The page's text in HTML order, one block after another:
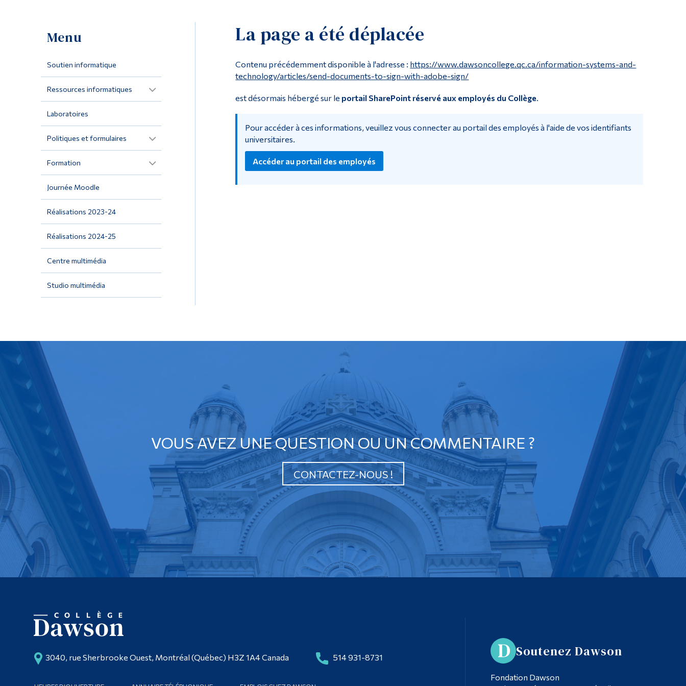
Menu
Soutien informatique
Ressources informatiques
Laboratoires
Politiques et formulaires
Formation
Journée Moodle
Réalisations 2023-24
Réalisations 2024-25
Centre multimédia
Studio multimédia
La page a été déplacée
Contenu précédemment disponible à l'adresse : https://www.dawsoncollege.qc.ca/information-systems-and-
technology/articles/send-documents-to-sign-with-adobe-sign/
est désormais hébergé sur le portail SharePoint réservé aux employés du Collège.
Pour accéder à ces informations, veuillez vous connecter au portail des employés à l'aide de vos identifiants
universitaires.
Accéder au portail des employés
VOUS AVEZ UNE QUESTION OU UN COMMENTAIRE ?
CONTACTEZ-NOUS !
3040, rue Sherbrooke Ouest, Montréal (Québec) H3Z 1A4 Canada 514 931-8731 Soutenez Dawson
Fondation Dawson
Programmes
Formation continue
Admissions
Qui vous êtes